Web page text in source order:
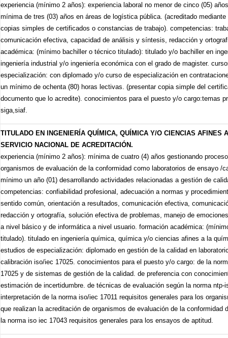
experiencia (mínimo 2 años): experiencia laboral no menor de cinco (05)
mínima de tres (03) años en áreas de logística pública. (acreditado
copias simples de certificados o constancias de trabajo). competencias:
comunicación efectiva, capacidad de análisis y síntesis, redacción y
académica: (mínimo bachiller o técnico titulado): titulado y/o bachiller en
ingeniería industrial y/o ingeniería económica con el grado de magister.
especialización: con diplomado y/o curso de especialización en
un mínimo de ochenta (80) horas lectivas. (presentar copia simple del
documento que lo acredite). conocimientos para el puesto y/o cargo:temas
siga,siaf.
TITULADO EN INGENIERÍA QUÍMICA, QUÍMICA Y/O CIENCIAS AFINES
SERVICIO NACIONAL DE ACREDITACIÓN.
experiencia (mínimo 2 años): mínima de cuatro (4) años gestionando
organismos de evaluación de la conformidad como laboratorios de ensayo /
mínimo un año (01) desarrollando actividades relacionadas a gestión de
competencias: confiabilidad profesional, adecuación a normas y
sentido común, orientación a resultados, comunicación efectiva,
redacción y ortografía, solución efectiva de problemas, manejo de
a nivel básico y de informática a nivel usuario. formación académica:
titulado). titulado en ingeniería química, química y/o ciencias afines a la
estudios de especialización: diplomado en gestión de la calidad en
calibración iso/iec 17025. conocimientos para el puesto y/o cargo: de la
17025 y de sistemas de gestión de la calidad. de preferencia con
estimación de incertidumbre. de técnicas de evaluación según la norma ntp-
interpretación de la norma iso/iec 17011 requisitos generales para los
que realizan la acreditación de organismos de evaluación de la conformidad
la norma iso iec 17043 requisitos generales para los ensayos de aptitud.